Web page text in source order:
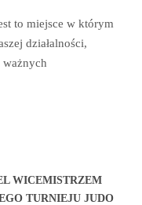
to miejsce w którym
działalności,
ważnych
WICEMISTRZEM
TURNIEJU JUDO